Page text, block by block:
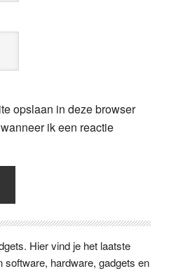
opslaan in deze browser
ik een reactie
Hier vind je het laatste
software, hardware, gadgets en